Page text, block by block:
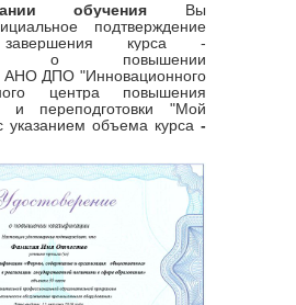
обучения Вы
подтверждение
завершения курса -
о повышении
АНО ДПО "Инновационного
центра повышения
и переподготовки "Мой
указанием объема курса -